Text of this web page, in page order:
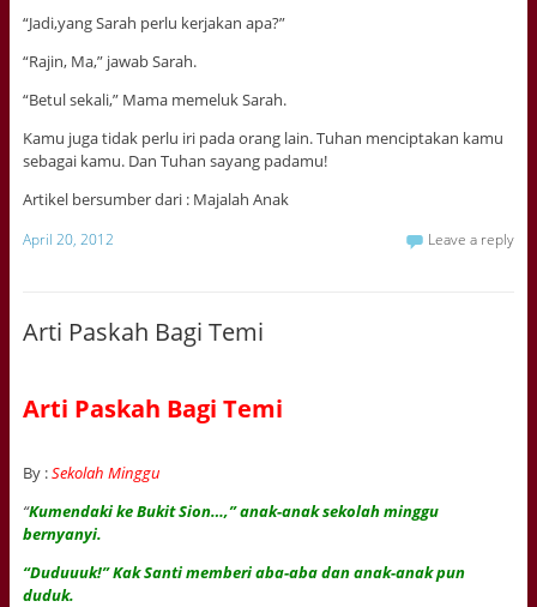
“Jadi,yang Sarah perlu kerjakan apa?”
“Rajin, Ma,” jawab Sarah.
“Betul sekali,” Mama memeluk Sarah.
Kamu juga tidak perlu iri pada orang lain. Tuhan menciptakan kamu
sebagai kamu. Dan Tuhan sayang padamu!
Artikel bersumber dari : Majalah Anak
April 20, 2012 Leave a reply
Arti Paskah Bagi Temi
Arti Paskah Bagi Temi
By :Sekolah Minggu
“Kumendaki ke Bukit Sion…,” anak-anak sekolah minggu
bernyanyi.
“Duduuuk!” Kak Santi memberi aba-aba dan anak-anak pun
duduk.